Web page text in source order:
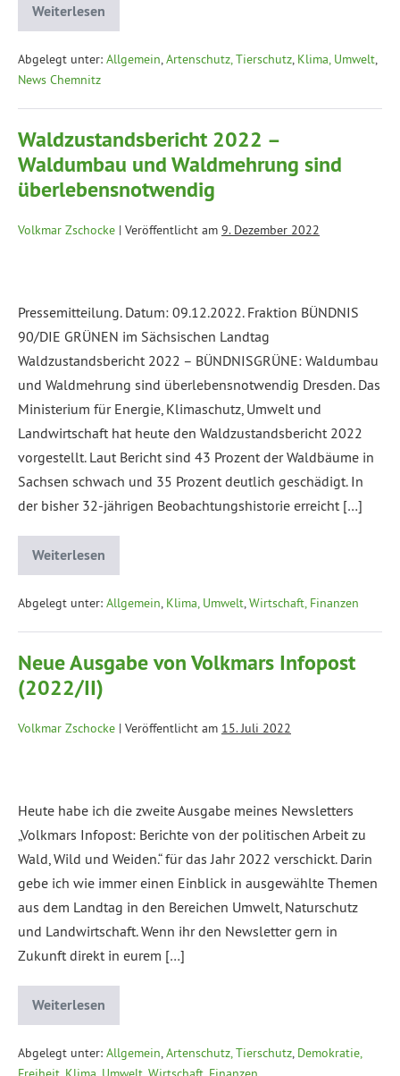
Weiterlesen
Abgelegt unter: Allgemein,Artenschutz, Tierschutz, Klima, Umwelt,
News Chemnitz
Waldzustandsbericht 2022 –
Waldumbau und Waldmehrung sind
überlebensnotwendig
Volkmar Zschocke | Veröffentlicht am 9. Dezember 2022
Pressemitteilung. Datum: 09.12.2022. Fraktion BÜNDNIS
90/DIE GRÜNEN im Sächsischen Landtag
Waldzustandsbericht 2022 – BÜNDNISGRÜNE: Waldumbau
und Waldmehrung sind überlebensnotwendig Dresden. Das
Ministerium für Energie, Klimaschutz, Umwelt und
Landwirtschaft hat heute den Waldzustandsbericht 2022
vorgestellt. Laut Bericht sind 43 Prozent der Waldbäume in
Sachsen schwach und 35 Prozent deutlich geschädigt. In
der bisher 32-jährigen Beobachtungshistorie erreicht […]
Weiterlesen
Abgelegt unter: Allgemein, Klima, Umwelt,Wirtschaft, Finanzen
Neue Ausgabe von Volkmars Infopost
(2022/II)
Volkmar Zschocke | Veröffentlicht am 15. Juli 2022
Heute habe ich die zweite Ausgabe meines Newsletters
„Volkmars Infopost: Berichte von der politischen Arbeit zu
Wald, Wild und Weiden.“ für das Jahr 2022 verschickt. Darin
gebe ich wie immer einen Einblick in ausgewählte Themen
aus dem Landtag in den Bereichen Umwelt, Naturschutz
und Landwirtschaft. Wenn ihr den Newsletter gern in
Zukunft direkt in eurem […]
Weiterlesen
Abgelegt unter: Allgemein,Artenschutz, Tierschutz, Demokratie,